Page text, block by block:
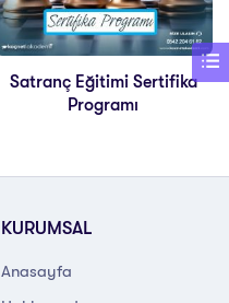
Satranç Eğitimi Sertifika
Programı
KURUMSAL
Anasayfa